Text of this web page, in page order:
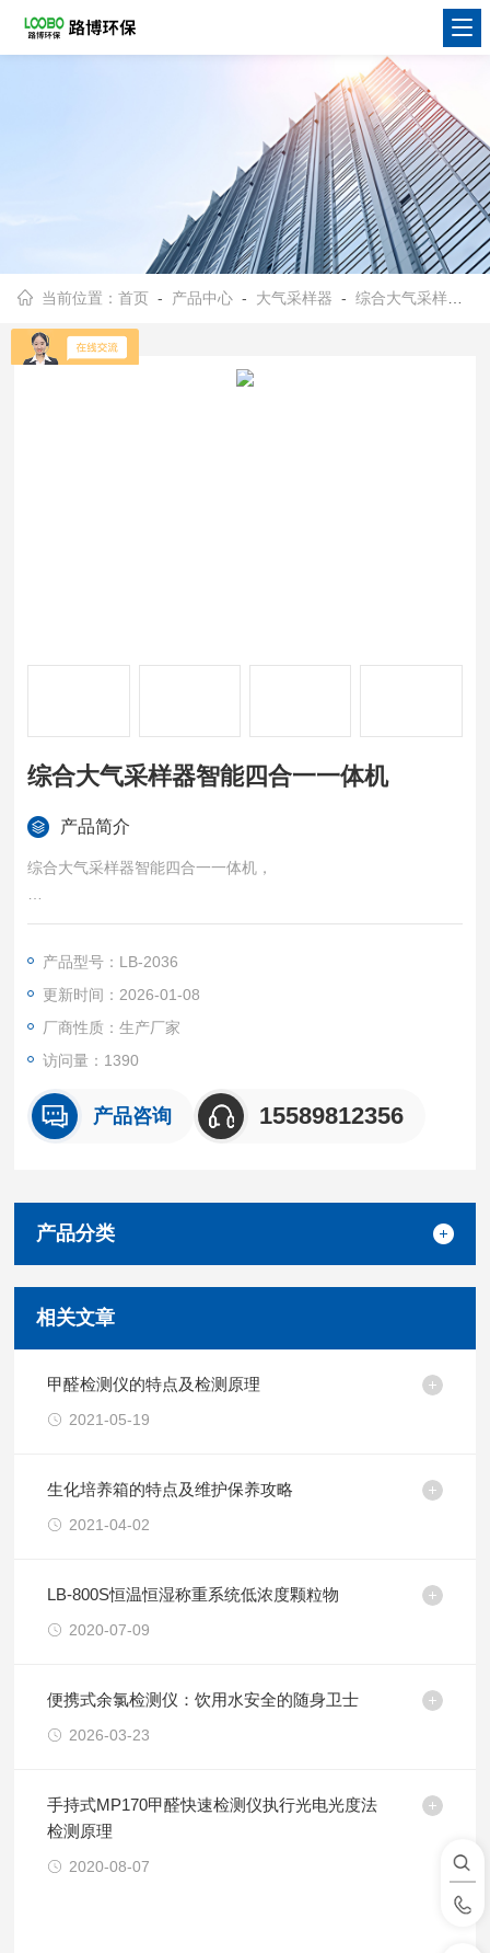
当前位置：首页 - 产品中心 - 大气采样器 -综合大气采样器
综合大气采样器智能四合一一体机
产品简介
综合大气采样器智能四合一一体机，
双膜法采集环境空气中的氟化物为一体的智能仪器。广泛应用于
产品型号：LB-2036
更新时间：2026-01-08
厂商性质：生产厂家
访问量：1390
产品咨询 15589812356
产品分类
相关文章
甲醛检测仪的特点及检测原理
2021-05-19
生化培养箱的特点及维护保养攻略
2021-04-02
LB-800S恒温恒湿称重系统低浓度颗粒物
2020-07-09
便携式余氯检测仪：饮用水安全的随身卫士
2026-03-23
手持式MP170甲醛快速检测仪执行光电光度法
检测原理
2020-08-07